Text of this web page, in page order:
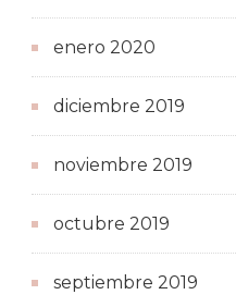
enero 2020
diciembre 2019
noviembre 2019
octubre 2019
septiembre 2019